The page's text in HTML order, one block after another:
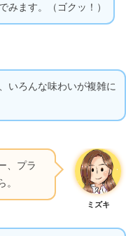
みます。（ゴクッ！）
いろんな味わいが複雑に
、プラ
。
ミズキ